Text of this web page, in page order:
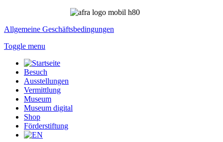
Allgemeine Geschäftsbedingungen
Toggle menu
Besuch
Ausstellungen
Vermittlung
Museum
Museum digital
Shop
Förderstiftung